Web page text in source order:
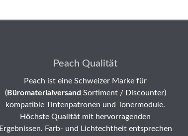
Peach Qualität
Peach ist eine Schweizer Marke für
(Büromaterialversand Sortiment / Discounter)
kompatible Tintenpatronen und Tonermodule.
Höchste Qualität mit hervorragenden
Ergebnissen. Farb- und Lichtechtheit entsprechen